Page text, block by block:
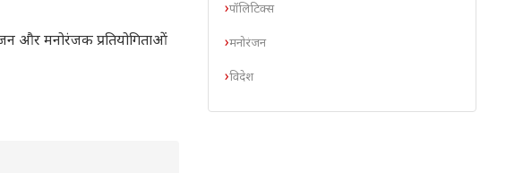
और मनोरंजक प्रतियोगिताओं
पॉलिटिक्स
मनोरंजन
विदेश